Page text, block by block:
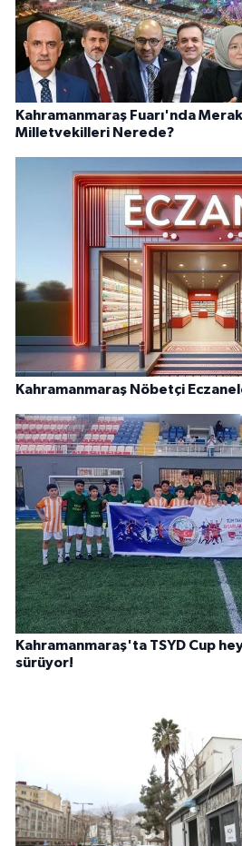
Kahramanmaraş Fuarı'nda
Milletvekilleri Nerede?
Kahramanmaraş Nöbetçi
Kahramanmaraş'ta TSYD Cup
sürüyor!